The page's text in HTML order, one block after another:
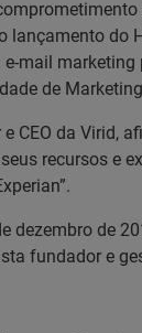
lançamento
mail
de
CEO da Virid,
recursos e
dezembro de
fundador e